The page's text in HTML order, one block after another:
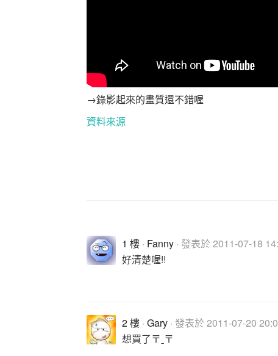
→錄影起來的畫質還不錯喔
資料來源
1 樓 · Fanny · 發表於 2011-07-18
好清楚喔!!
2 樓 · Gary · 發表於 2011-07-20
想買了〒ˍ〒